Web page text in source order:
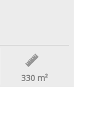
330 m²